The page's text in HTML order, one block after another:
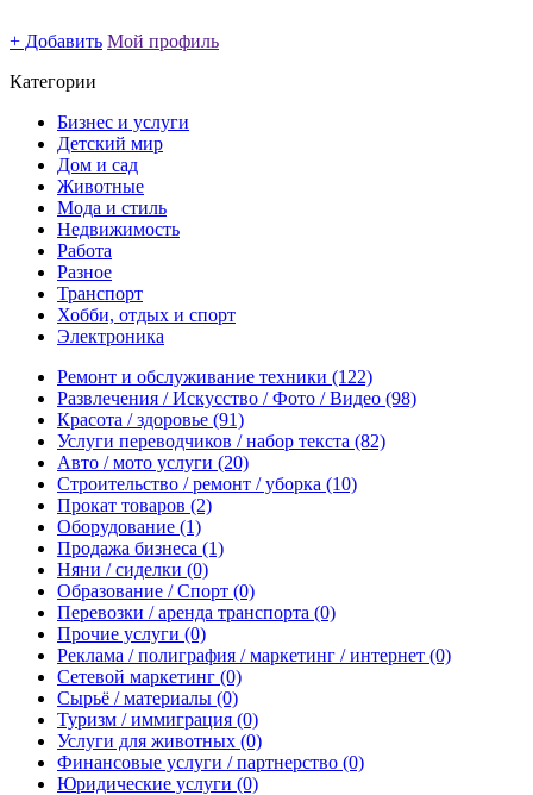
+ Добавить Мой профиль
Категории
Бизнес и услуги
Детский мир
Дом и сад
Животные
Мода и стиль
Недвижимость
Работа
Разное
Транспорт
Хобби, отдых и спорт
Электроника
Ремонт и обслуживание техники (122)
Развлечения / Искусство / Фото / Видео (98)
Красота / здоровье (91)
Услуги переводчиков / набор текста (82)
Авто / мото услуги (20)
Строительство / ремонт / уборка (10)
Прокат товаров (2)
Оборудование (1)
Продажа бизнеса (1)
Няни / сиделки (0)
Образование / Спорт (0)
Перевозки / аренда транспорта (0)
Прочие услуги (0)
Реклама / полиграфия / маркетинг / интернет (0)
Сетевой маркетинг (0)
Сырьё / материалы (0)
Туризм / иммиграция (0)
Услуги для животных (0)
Финансовые услуги / партнерство (0)
Юридические услуги (0)